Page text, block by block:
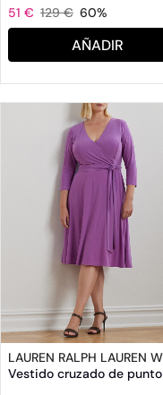
51 € 129 € 60%
AÑADIR
Vestido cruzado de punto